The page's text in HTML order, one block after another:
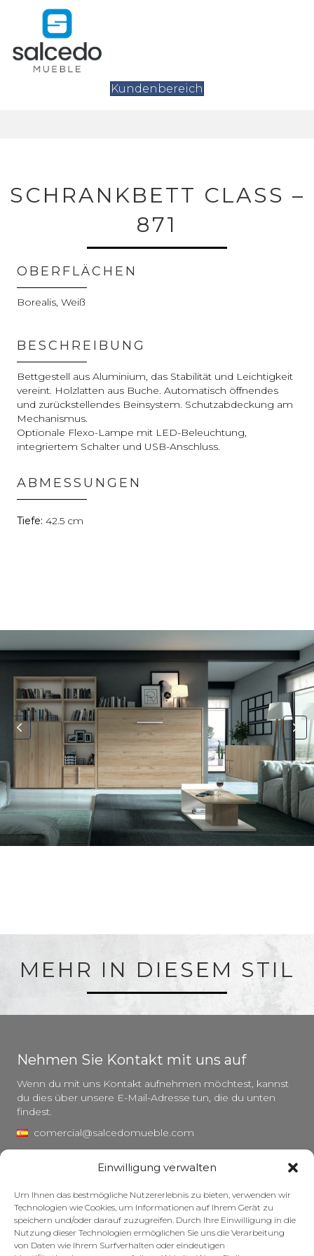
Einwilligung verwalten
Um Ihnen das bestmögliche Nutzererlebnis zu bieten, verwenden wir
Technologien wie Cookies, um Informationen auf Ihrem Gerät zu
speichern und/oder darauf zuzugreifen. Durch Ihre Einwilligung in die
Nutzung dieser Technologien ermöglichen Sie uns die Verarbeitung
von Daten wie Ihrem Surfverhalten oder eindeutigen
Kundenbereich
SCHRANKBETT CLASS –
871
OBERFLÄCHEN
Borealis, Weiß
BESCHREIBUNG
Bettgestell aus Aluminium, das Stabilität und Leichtigkeit
vereint. Holzlatten aus Buche. Automatisch öffnendes
und zurückstellendes Beinsystem. Schutzabdeckung am
Mechanismus.
Optionale Flexo-Lampe mit LED-Beleuchtung,
integriertem Schalter und USB-Anschluss.
ABMESSUNGEN
42.5
MEHR IN DIESEM STIL
Nehmen Sie Kontakt mit uns auf
Wenn du mit uns Kontakt aufnehmen möchtest, kannst
du dies über unsere E-Mail-Adresse tun, die du unten
findest.
comercial@salcedomueble.com
distribucion@salcedomueble.com
Instagram
Rechtlicher Hinweis
Datenschutzerklärung